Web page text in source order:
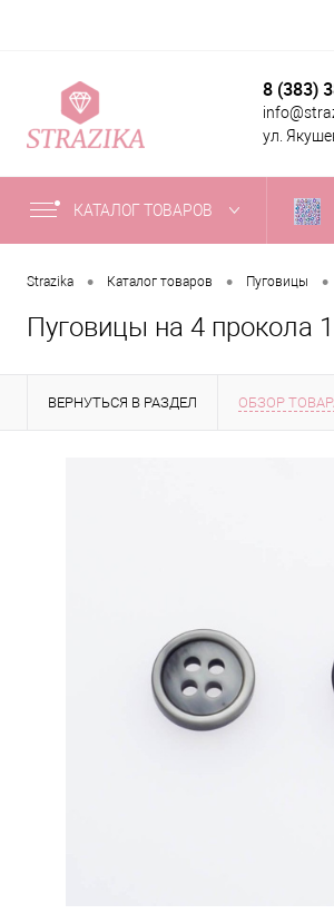
8 (383)
ул.
КАТАЛОГ ТОВАРОВ
Strazika • Каталог товаров • Пуговицы •
Пуговицы на 4 прокола
ВЕРНУТЬСЯ В РАЗДЕЛ ОБЗОР